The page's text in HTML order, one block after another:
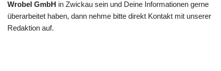
Wrobel GmbH in Zwickau sein und Deine Informationen gerne
überarbeitet haben, dann nehme bitte direkt Kontakt mit unserer
Redaktion auf.